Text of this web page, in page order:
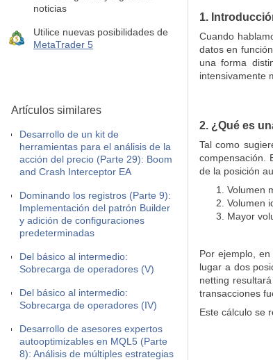
noticias
Utilice nuevas posibilidades de
MetaTrader 5
Artículos similares
Desarrollo de un kit de
herramientas para el análisis de la
acción del precio (Parte 29): Boom
and Crash Interceptor EA
Dominando los registros (Parte 9):
Implementación del patrón Builder
y adición de configuraciones
predeterminadas
Del básico al intermedio:
Sobrecarga de operadores (V)
Del básico al intermedio:
Sobrecarga de operadores (IV)
Desarrollo de asesores expertos
autooptimizables en MQL5 (Parte
8): Análisis de múltiples estrategias
1.
Cuando
datos en
una forma
intensivamente
2. ¿Qué es
Tal como
compensación.
de la posición
Volumen
Volumen
Mayor
Por ejemplo,
lugar a dos
netting
transacciones
Este cálculo se